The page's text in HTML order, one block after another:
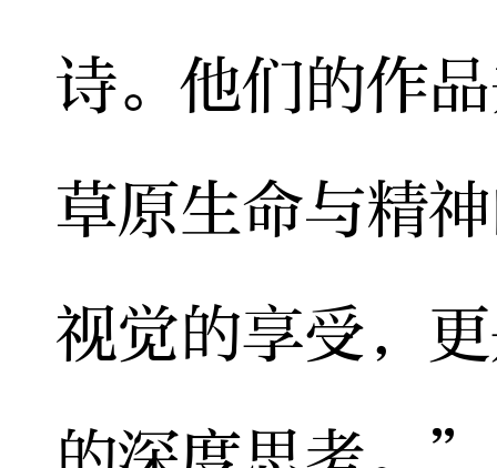
诗。他们的作
草原生命与精
视觉的享受，